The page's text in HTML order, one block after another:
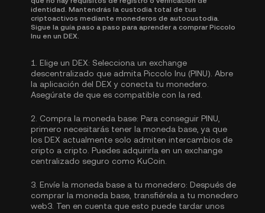
identidad. Mantendrás la custodia total de tus
criptoactivos mediante monederos de autocustodia.
Sigue la guía paso a paso para aprender a comprar Piccolo
Inu en un DEX.
1. Elige un DEX: Selecciona un exchange
descentralizado que admita Piccolo Inu (PINU). Abre
la aplicación del DEX y conecta tu monedero.
Asegúrate de que es compatible con la red.
2. Compra la moneda base: Para conseguir PINU,
primero necesitarás tener la moneda base, ya que
los DEX actualmente solo admiten intercambios de
cripto a cripto. Puedes adquirirla en un exchange
centralizado seguro como KuCoin.
3. Envíe la moneda base a tu monedero: Después de
comprar la moneda base, transfiérela a tu monedero
web3. Ten en cuenta que esto puede tardar unos